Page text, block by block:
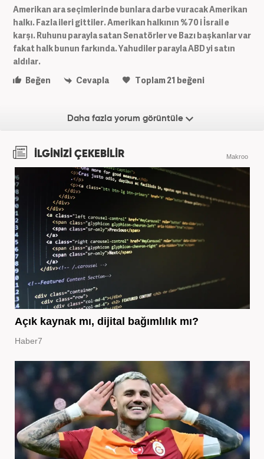
Amerikan ara seçimlerinde bunlara darbe vuracak Amerikan
halkı. Fazla ileri gittiler. Amerikan halkının %70 i İsrail e
karşı. Ruhunu parayla satan Senatörler ve Bazı başkanlar var
fakat halk bunun farkında. Yahudiler parayla ABD yi satın
aldılar.
Beğen
Cevapla Toplam21 beğeni
Daha fazla yorum görüntüle
İLGİNİZİ ÇEKEBİLİR Makroo
Açık kaynak mı, dijital bağımlılık mı?
Haber7